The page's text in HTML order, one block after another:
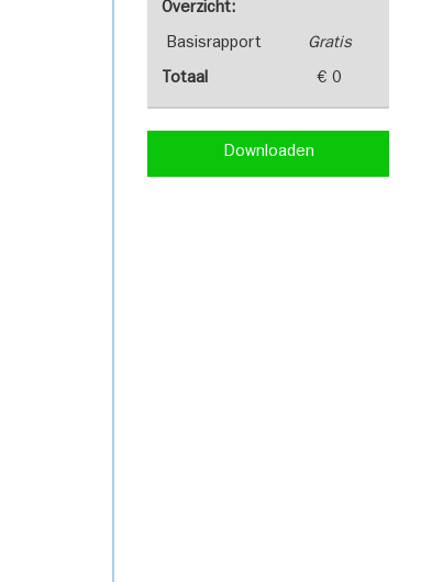
Overzicht:
Basisrapport Gratis
Totaal € 0
Downloaden